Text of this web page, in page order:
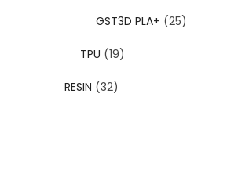
GST3D PLA+ (25)
TPU (19)
RESIN (32)